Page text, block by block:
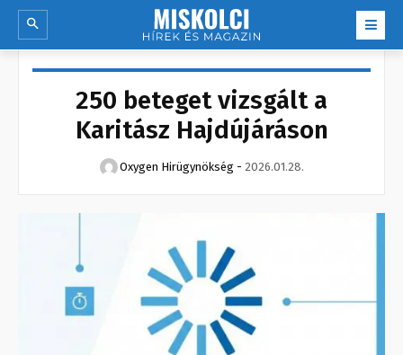
250 beteget vizsgált a
Karitász Hajdújáráson
Oxygen Hirügynökség - 2026.01.28.